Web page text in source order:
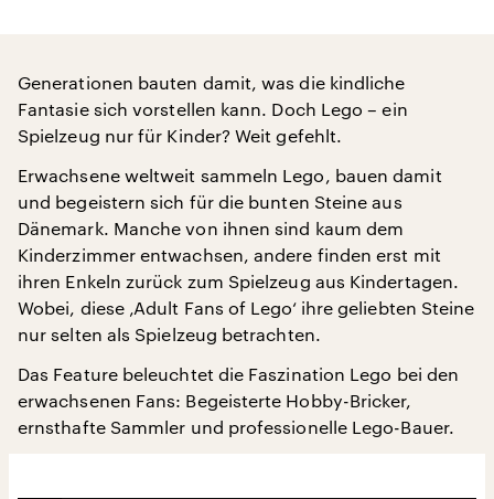
Generationen bauten damit, was die kindliche
Fantasie sich vorstellen kann. Doch Lego – ein
Spielzeug nur für Kinder? Weit gefehlt.
Erwachsene weltweit sammeln Lego, bauen damit
und begeistern sich für die bunten Steine aus
Dänemark. Manche von ihnen sind kaum dem
Kinderzimmer entwachsen, andere finden erst mit
ihren Enkeln zurück zum Spielzeug aus Kindertagen.
Wobei, diese ‚Adult Fans of Lego‘ ihre geliebten Steine
nur selten als Spielzeug betrachten.
Das Feature beleuchtet die Faszination Lego bei den
erwachsenen Fans: Begeisterte Hobby-Bricker,
ernsthafte Sammler und professionelle Lego-Bauer.